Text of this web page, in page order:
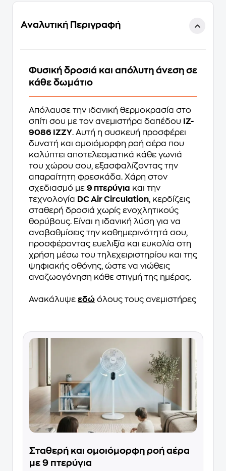
Αναλυτική Περιγραφή
Φυσική δροσιά και απόλυτη άνεση σε
κάθε δωμάτιο
Απόλαυσε την ιδανική θερμοκρασία στο
σπίτι σου με τον ανεμιστήρα δαπέδου
IZ-
9086 IZZY. Αυτή η συσκευή προσφέρει
δυνατή και ομοιόμορφη ροή αέρα που
καλύπτει αποτελεσματικά κάθε γωνιά
του χώρου σου, εξασφαλίζοντας την
απαραίτητη φρεσκάδα. Χάρη στον
σχεδιασμό με 9 πτερύγια και την
τεχνολογία DC Air Circulation, κερδίζεις
σταθερή δροσιά χωρίς ενοχλητικούς
θορύβους. Είναι η ιδανική λύση για να
αναβαθμίσεις την καθημερινότητά σου,
προσφέροντας ευελιξία και ευκολία στη
χρήση μέσω του τηλεχειριστηρίου και της
ψηφιακής οθόνης, ώστε να νιώθεις
αναζωογόνηση κάθε στιγμή της ημέρας.
Ανακάλυψε εδώ όλους τους ανεμιστήρες
Σταθερή και ομοιόμορφη ροή αέρα
με 9 πτερύγια